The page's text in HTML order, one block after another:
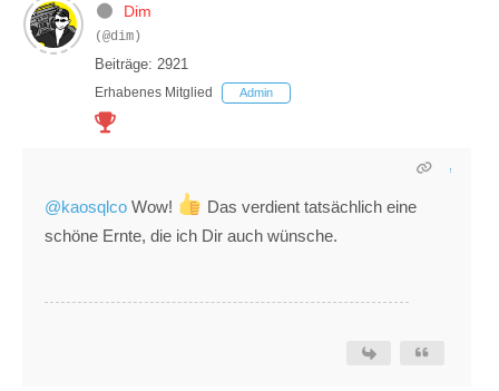
Dim
(@dim)
Beiträge: 2921
Erhabenes Mitglied Admin
@kaosqlco Wow!
Das verdient tatsächlich eine
schöne Ernte, die ich Dir auch wünsche.